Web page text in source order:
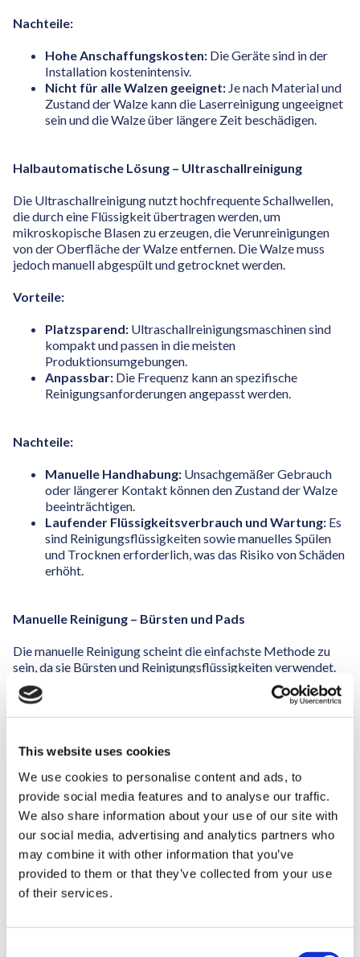
This website uses cookies
We use cookies to personalise content and ads, to
provide social media features and to analyse our traffic.
We also share information about your use of our site with
our social media, advertising and analytics partners who
may combine it with other information that you’ve
provided to them or that they’ve collected from your use
of their services.
Nachteile:
Hohe Anschaffungskosten: Die Geräte sind in der
Installation kostenintensiv.
Nicht für alle Walzen geeignet: Je nach Material und
Zustand der Walze kann die Laserreinigung ungeeignet
sein und die Walze über längere Zeit beschädigen.
Halbautomatische Lösung – Ultraschallreinigung
Die Ultraschallreinigung nutzt hochfrequente Schallwellen,
die durch eine Flüssigkeit übertragen werden, um
mikroskopische Blasen zu erzeugen, die Verunreinigungen
von der Oberfläche der Walze entfernen. Die Walze muss
jedoch manuell abgespült und getrocknet werden.
Vorteile:
Platzsparend: Ultraschallreinigungsmaschinen sind
kompakt und passen in die meisten
Produktionsumgebungen.
Anpassbar: Die Frequenz kann an spezifische
Reinigungsanforderungen angepasst werden.
Nachteile:
Manuelle Handhabung: Unsachgemäßer Gebrauch
oder längerer Kontakt können den Zustand der Walze
beeinträchtigen.
Laufender Flüssigkeitsverbrauch und Wartung: Es
sind Reinigungsflüssigkeiten sowie manuelles Spülen
und Trocknen erforderlich, was das Risiko von Schäden
erhöht.
Manuelle Reinigung – Bürsten und Pads
Die manuelle Reinigung scheint die einfachste Methode zu
sein, da sie Bürsten und Reinigungsflüssigkeiten verwendet.
Kurzfristig ist sie kostengünstig, erfordert jedoch
Arbeitsaufwand, Präzision und Sorgfalt, um Schäden an den
empfindlichen Aniloxzellen zu vermeiden.
Vorteile:
Geringe Kosten:Wenig Ausrüstung erforderlich,
daher eine budgetfreundliche Option.
Sofortige Verfügbarkeit:Kein Warten auf
Reinigungsgeräte notwendig.
Nachteile:
können die Oberfläche der Walze beschädigen. Die